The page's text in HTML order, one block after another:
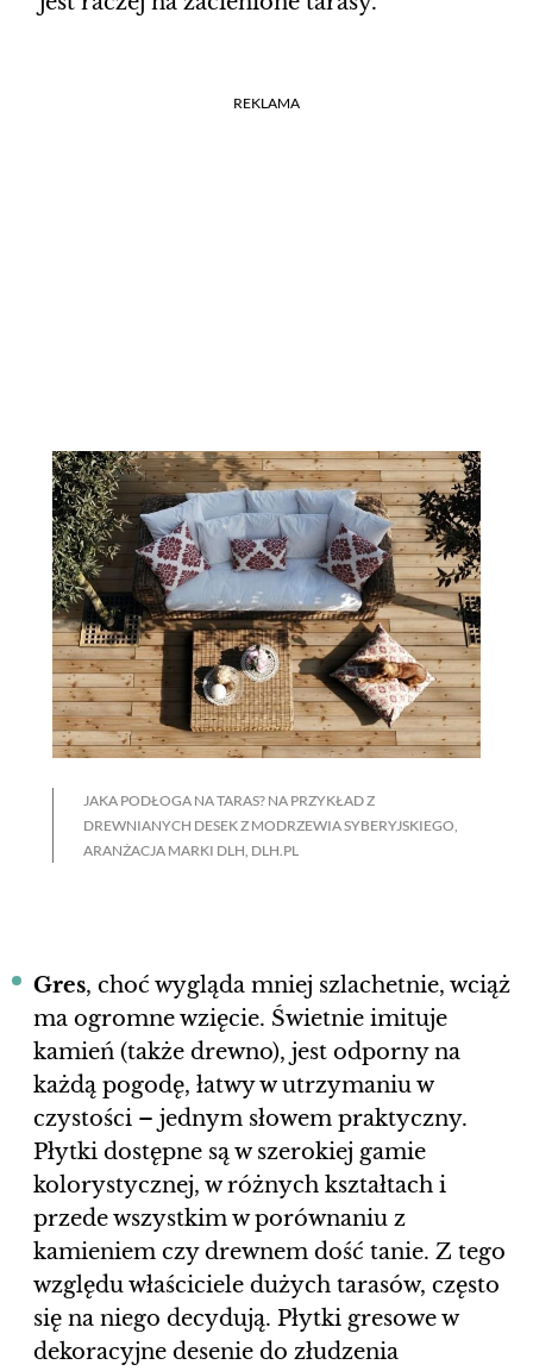
REKLAMA
JAKA PODŁOGA NA TARAS? NA PRZYKŁAD Z
DREWNIANYCH DESEK Z MODRZEWIA SYBERYJSKIEGO,
ARANŻACJA MARKI DLH, DLH.PL
Gres, choć wygląda mniej szlachetnie, wciąż
ma ogromne wzięcie. Świetnie imituje
kamień (także drewno), jest odporny na
każdą pogodę, łatwy w utrzymaniu w
czystości – jednym słowem praktyczny.
Płytki dostępne są w szerokiej gamie
kolorystycznej, w różnych kształtach i
przede wszystkim w porównaniu z
kamieniem czy drewnem dość tanie. Z tego
względu właściciele dużych tarasów, często
się na niego decydują. Płytki gresowe w
dekoracyjne desenie do złudzenia